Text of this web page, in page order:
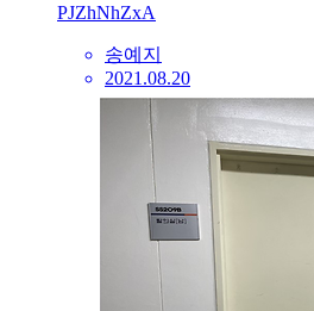
PJZhNhZxA
송예지
2021.08.20